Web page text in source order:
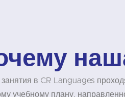
занятия в CR Languages
учебному плану,